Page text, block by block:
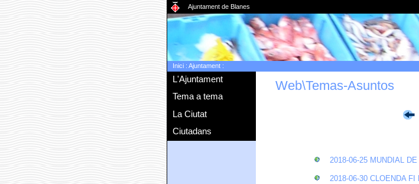
Ajuntament de Blanes
Inici: Ajuntament:
L'Ajuntament
Tema a tema
La Ciutat
Ciutadans
Web\Temas-Asuntos
2018-06-25 MUNDIAL
2018-06-30 CLOENDA